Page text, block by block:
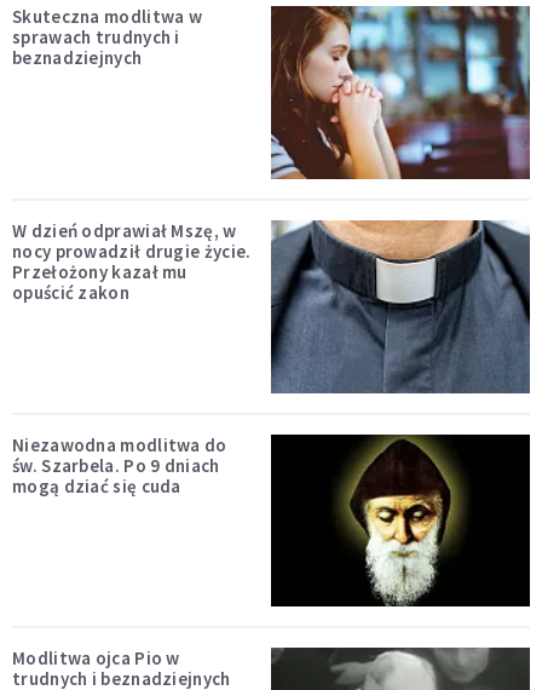
Skuteczna modlitwa w
sprawach trudnych i
beznadziejnych
W dzień odprawiał Mszę, w
nocy prowadził drugie życie.
Przełożony kazał mu
opuścić zakon
Niezawodna modlitwa do
św. Szarbela. Po 9 dniach
mogą dziać się cuda
Modlitwa ojca Pio w
trudnych i beznadziejnych